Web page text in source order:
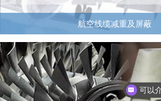
航空线缆减重及屏蔽